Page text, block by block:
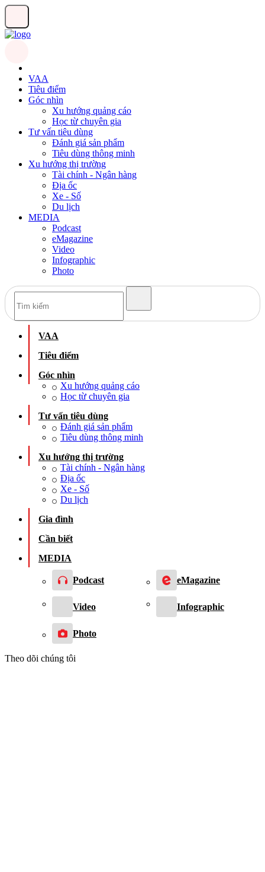
VAA
Tiêu điểm
Góc nhìn
Xu hướng quảng cáo
Học từ chuyên gia
Tư vấn tiêu dùng
Đánh giá sản phẩm
Tiêu dùng thông minh
Xu hướng thị trường
Tài chính - Ngân hàng
Địa ốc
Xe - Số
Du lịch
MEDIA
Podcast
eMagazine
Video
Infographic
Photo
VAA
Tiêu điểm
Góc nhìn
Xu hướng quảng cáo
Học từ chuyên gia
Tư vấn tiêu dùng
Đánh giá sản phẩm
Tiêu dùng thông minh
Xu hướng thị trường
Tài chính - Ngân hàng
Địa ốc
Xe - Số
Du lịch
Gia đình
Cần biết
MEDIA
Podcast eMagazine
Video Infographic
Photo
Theo dõi chúng tôi